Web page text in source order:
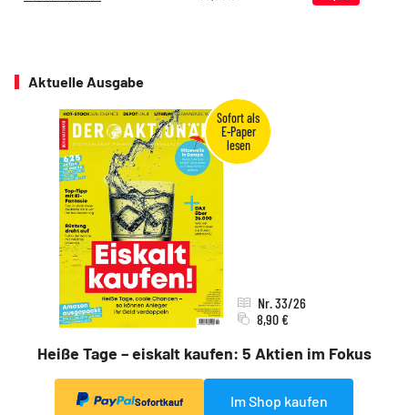
Aktuelle Ausgabe
Heiße Tage – eiskalt kaufen: 5 Aktien im Fokus
Nr. 33/26
8,90 €
Sofortkauf Im Shop kaufen